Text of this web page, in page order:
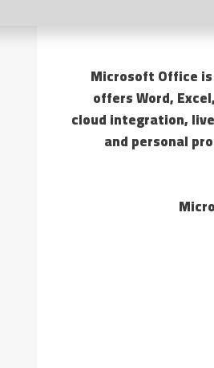
Microsoft Office
offers Word,
cloud integration,
and personal